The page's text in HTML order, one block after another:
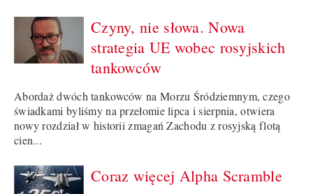
Czyny, nie słowa. Nowa
strategia UE wobec rosyjskich
tankowców
Abordaż dwóch tankowców na Morzu Śródziemnym, czego
świadkami byliśmy na przełomie lipca i sierpnia, otwiera
nowy rozdział w historii zmagań Zachodu z rosyjską flotą
cien...
Coraz więcej Alpha Scramble